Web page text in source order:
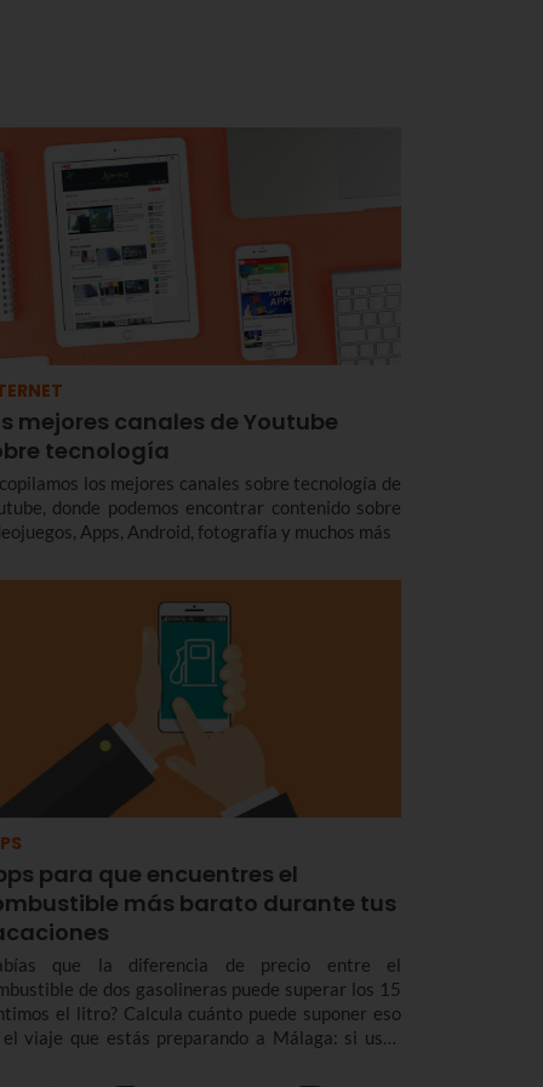
mejores canales de Youtube
tecnología
los mejores canales sobre tecnología de
donde podemos encontrar contenido sobre
Apps, Android, fotografía y muchos más
para que encuentres el
más barato durante tus
que la diferencia de precio entre el
de dos gasolineras puede superar los 15
el litro? Calcula cuánto puede suponer eso
viaje que estás preparando a Málaga: si usas